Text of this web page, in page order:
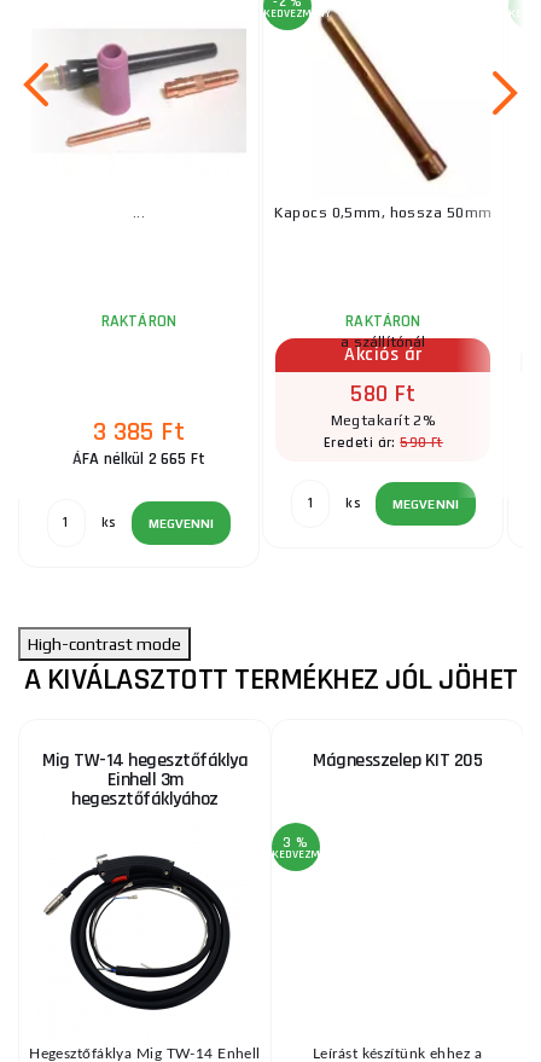
...
RAKTÁRON
3 385 Ft
ÁFA nélkül 2 665 Ft
ks MEGVENNI
KEDVEZMÉNY
Kapocs 0,5mm, hossza 50mm
RAKTÁRON
a szállítónál
Akciós ár
580 Ft
Megtakarít 2%
Eredeti ár:590 Ft
ks MEGVENNI
High-contrast mode
A KIVÁLASZTOTT TERMÉKHEZ JÓL JÖHET
Mig TW-14 hegesztőfáklya
Einhell 3m
hegesztőfáklyához
Hegesztőfáklya Mig TW-14 Enhell
Mágnesszelep KIT 205
3 %
KEDVEZMÉNY
Leírást készítünk ehhez a